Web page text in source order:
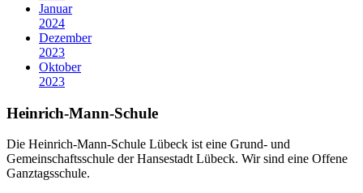
Januar
2024
Dezember
2023
Oktober
2023
Heinrich-Mann-Schule
Die Heinrich-Mann-Schule Lübeck ist eine Grund- und
Gemeinschaftsschule der Hansestadt Lübeck. Wir sind eine Offene
Ganztagsschule.